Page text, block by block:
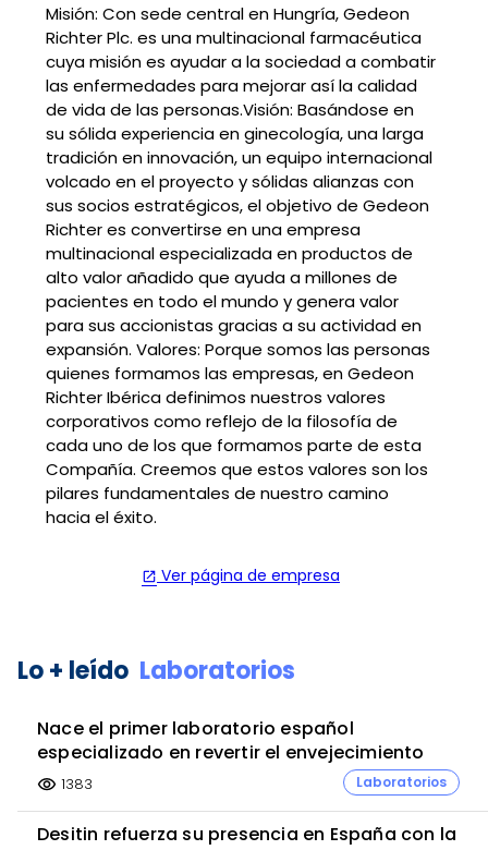
Misión: Con sede central en Hungría, Gedeon
Richter Plc. es una multinacional farmacéutica
cuya misión es ayudar a la sociedad a combatir
las enfermedades para mejorar así la calidad
de vida de las personas.Visión: Basándose en
su sólida experiencia en ginecología, una larga
tradición en innovación, un equipo internacional
volcado en el proyecto y sólidas alianzas con
sus socios estratégicos, el objetivo de Gedeon
Richter es convertirse en una empresa
multinacional especializada en productos de
alto valor añadido que ayuda a millones de
pacientes en todo el mundo y genera valor
para sus accionistas gracias a su actividad en
expansión. Valores: Porque somos las personas
quienes formamos las empresas, en Gedeon
Richter Ibérica definimos nuestros valores
corporativos como reflejo de la filosofía de
cada uno de los que formamos parte de esta
Compañía. Creemos que estos valores son los
pilares fundamentales de nuestro camino
hacia el éxito.
open_in_new Ver página de empresa
Lo + leído Laboratorios
Nace el primer laboratorio español
especializado en revertir el envejecimiento
visibility 1383 Laboratorios
Desitin refuerza su presencia en España con la